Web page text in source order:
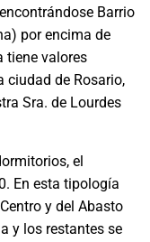
Barrio
por encima de
tiene valores
ciudad de Rosario,
Sra. de Lourdes
el
En esta tipología
y del Abasto
y los restantes se